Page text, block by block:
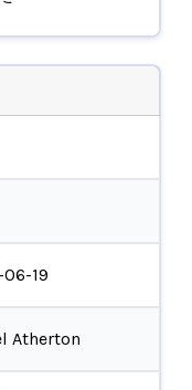
19
Atherton